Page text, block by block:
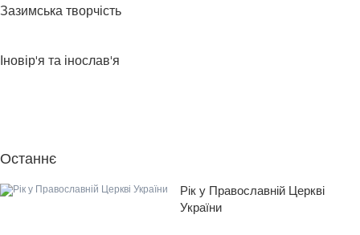
Зазимська творчість
Іновір'я та інослав'я
Останнє
Рік у Православній Церкві
України